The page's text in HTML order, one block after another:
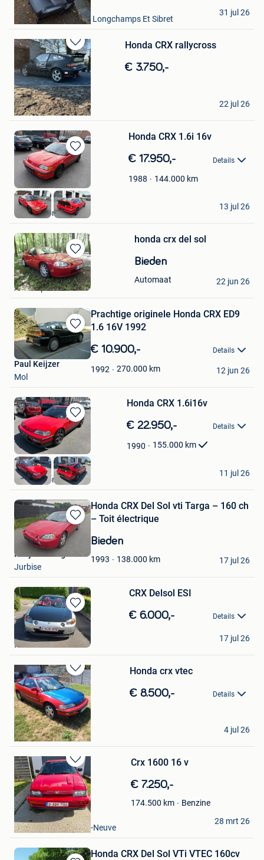
Andrelaurentmarvie
Bastogne + Partie De Longchamps Et Sibret
31 jul 26
Bewaren
in
Mijn
Favorieten
Honda CRX rallycross
€ 3.750,-
carlo
Turnhout
22 jul 26
Bewaren
in
Mijn
Favorieten
Honda CRX 1.6i 16v
€ 17.950,- Details
1988 144.000 km
dc cars
Dendermonde
13 jul 26
Bewaren
in
Mijn
Favorieten
honda crx del sol
Bieden
Automaat
pat
Antwerpen
22 jun 26
Bewaren
in
Mijn
Favorieten
Prachtige originele Honda CRX ED9
1.6 16V 1992
€ 10.900,- Details
1992 270.000 km
Paul Keijzer
Mol
12 jun 26
Bewaren
in
Favorieten
Honda CRX 1.6i16v
€ 22.950,- Details
1990 155.000 km
dc cars
Dendermonde
11 jul 26
Bewaren
in
Mijn
Favorieten
Honda CRX Del Sol vti Targa – 160 ch
– Toit électrique
Bieden
1993 138.000 km
Marjorie Brognez
Jurbise
17 jul 26
Bewaren
in
Mijn
Favorieten
CRX Delsol ESI
€ 6.000,- Details
Thierry
Rotheux-Rimiere
17 jul 26
Bewaren
in
Mijn
Favorieten
Honda crx vtec
€ 8.500,- Details
nours
Frameries
4 jul 26
Bewaren
in
Mijn
Favorieten
Crx 1600 16 v
€ 7.250,-
174.500 km
Benzine
gemal
Ottignies-Louvain-La-Neuve
28 mrt 26
Honda CRX Del Sol VTi VTEC 160cv